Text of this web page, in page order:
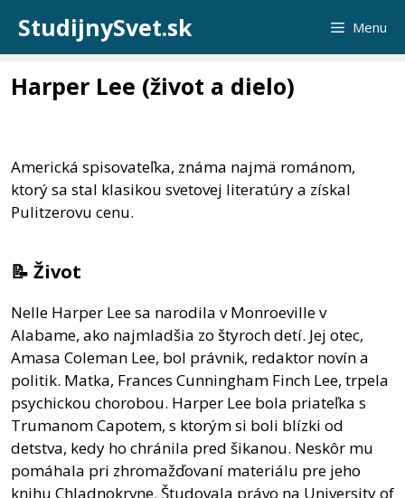
obsah
StudijnySvet.sk Menu
Harper Lee (život a dielo)
Americká spisovateľka, známa najmä románom,
ktorý sa stal klasikou svetovej literatúry a získal
Pulitzerovu cenu.
📝 Život
Nelle Harper Lee sa narodila v Monroeville v
Alabame, ako najmladšia zo štyroch detí. Jej otec,
Amasa Coleman Lee, bol právnik, redaktor novín a
politik. Matka, Frances Cunningham Finch Lee, trpela
psychickou chorobou. Harper Lee bola priateľka s
Trumanom Capotem, s ktorým si boli blízki od
detstva, kedy ho chránila pred šikanou. Neskôr mu
pomáhala pri zhromažďovaní materiálu pre jeho
knihu Chladnokrvne. Študovala právo na University of